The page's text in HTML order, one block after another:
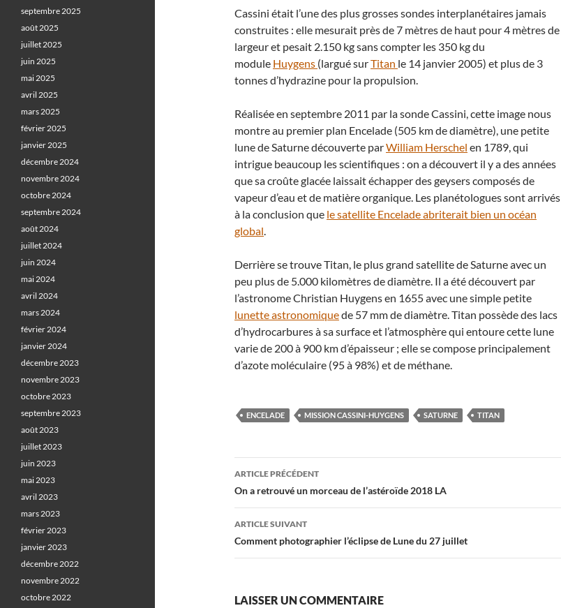
Cassini était l’une des plus grosses sondes interplanétaires jamais
construites : elle mesurait près de 7 mètres de haut pour 4 mètres de
largeur et pesait 2.150 kg sans compter les 350 kg du
module Huygens (largué surTitan le 14 janvier 2005) et plus de 3
tonnes d’hydrazine pour la propulsion.
Réalisée en septembre 2011 par la sonde Cassini, cette image nous
montre au premier plan Encelade (505 km de diamètre), une petite
lune de Saturne découverte parWilliam Herschel en 1789, qui
intrigue beaucoup les scientifiques : on a découvert il y a des années
que sa croûte glacée laissait échapper des geysers composés de
vapeur d’eau et de matière organique. Les planétologues sont arrivés
à la conclusion que le satellite Encelade abriterait bien un océan
global.
Derrière se trouve Titan, le plus grand satellite de Saturne avec un
peu plus de 5.000 kilomètres de diamètre. Il a été découvert par
l’astronome Christian Huygens en 1655 avec une simple petite
lunette astronomiquede 57 mm de diamètre. Titan possède des lacs
d’hydrocarbures à sa surface et l’atmosphère qui entoure cette lune
varie de 200 à 900 km d’épaisseur ; elle se compose principalement
d’azote moléculaire (95 à 98%) et de méthane.
ENCELADE MISSION CASSINI-HUYGENS SATURNE TITAN
Navigation
des
articles
ARTICLE PRÉCÉDENT
On a retrouvé un morceau de l’astéroïde 2018 LA
ARTICLE SUIVANT
Comment photographier l’éclipse de Lune du 27 juillet
LAISSER UN COMMENTAIRE
septembre 2025
août 2025
juillet 2025
juin 2025
mai 2025
avril 2025
mars 2025
février 2025
janvier 2025
décembre 2024
novembre 2024
octobre 2024
septembre 2024
août 2024
juillet 2024
juin 2024
mai 2024
avril 2024
mars 2024
février 2024
janvier 2024
décembre 2023
novembre 2023
octobre 2023
septembre 2023
août 2023
juillet 2023
juin 2023
mai 2023
avril 2023
mars 2023
février 2023
janvier 2023
décembre 2022
novembre 2022
octobre 2022